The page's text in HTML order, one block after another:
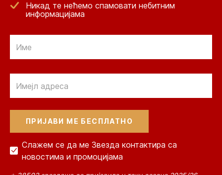
Никад те нећемо спамовати небитним
информацијама
Слажем се да ме Звезда контактира са
новостима и промоцијама